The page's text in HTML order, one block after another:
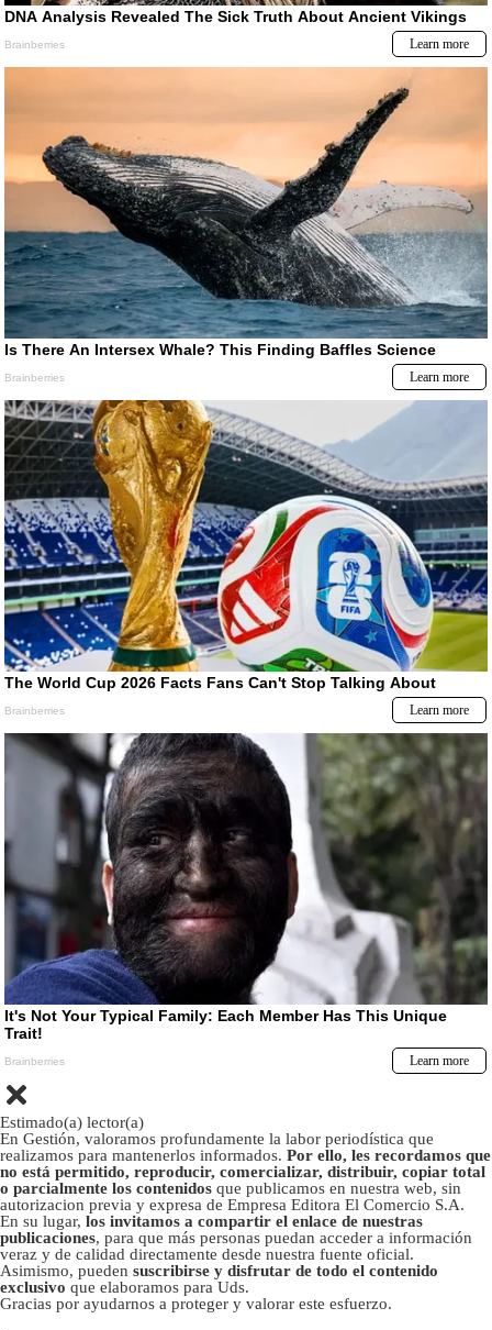
Estimado(a) lector(a)
En Gestión, valoramos profundamente la labor periodística que
realizamos para mantenerlos informados. Por ello, les recordamos que
no está permitido, reproducir, comercializar, distribuir, copiar total
o parcialmente los contenidos que publicamos en nuestra web, sin
autorizacion previa y expresa de Empresa Editora El Comercio S.A.
En su lugar, los invitamos a compartir el enlace de nuestras
publicaciones, para que más personas puedan acceder a información
veraz y de calidad directamente desde nuestra fuente oficial.
Asimismo, pueden suscribirse y disfrutar de todo el contenido
exclusivo que elaboramos para Uds.
Gracias por ayudarnos a proteger y valorar este esfuerzo.